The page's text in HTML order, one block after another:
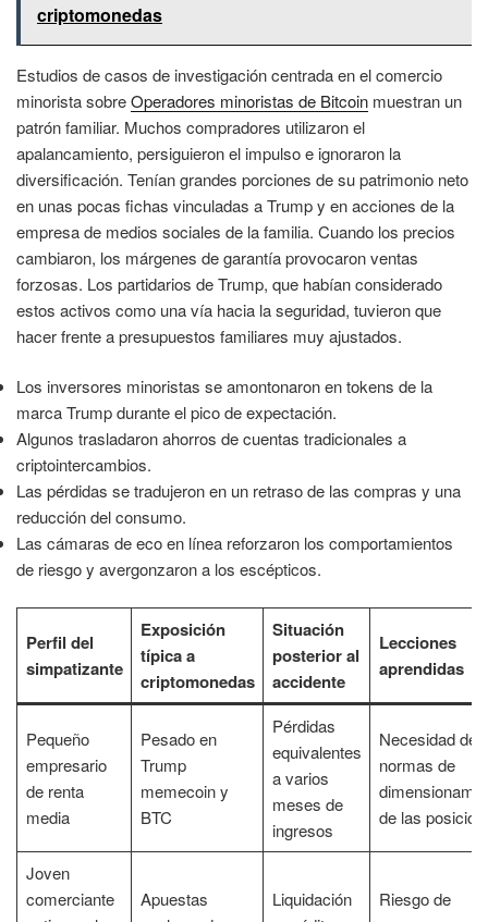
criptomonedas
Estudios de casos de investigación centrada en el comercio
minorista sobreOperadores minoristas de Bitcoin muestran un
patrón familiar. Muchos compradores utilizaron el
apalancamiento, persiguieron el impulso e ignoraron la
diversificación. Tenían grandes porciones de su patrimonio neto
en unas pocas fichas vinculadas a Trump y en acciones de la
empresa de medios sociales de la familia. Cuando los precios
cambiaron, los márgenes de garantía provocaron ventas
forzosas. Los partidarios de Trump, que habían considerado
estos activos como una vía hacia la seguridad, tuvieron que
hacer frente a presupuestos familiares muy ajustados.
Los inversores minoristas se amontonaron en tokens de la
marca Trump durante el pico de expectación.
Algunos trasladaron ahorros de cuentas tradicionales a
criptointercambios.
Las pérdidas se tradujeron en un retraso de las compras y una
reducción del consumo.
Las cámaras de eco en línea reforzaron los comportamientos
de riesgo y avergonzaron a los escépticos.
Perfil del
simpatizante
Exposición
típica a
criptomonedas
Situación
posterior al
accidente
Lecciones
aprendidas
Pequeño
empresario
de renta
media
Pesado en
Trump
memecoin y
BTC
Pérdidas
equivalentes
a varios
meses de
ingresos
Necesidad de
normas de
de las
Joven
comerciante
Apuestas
Liquidación
Riesgo de